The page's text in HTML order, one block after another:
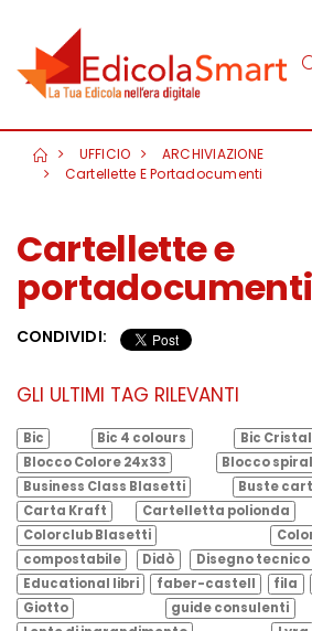
UFFICIO
ARCHIVIAZIONE
Cartellette E Portadocumenti
Cartellette e
portadocumenti
CONDIVIDI:
GLI ULTIMI TAG RILEVANTI
Bic Bic 4 colours Bic
Blocco Colore 24x33
Blocco
Business Class Blasetti
Buste
Carta Kraft
Cartelletta polionda
Colorclub Blasetti
compostabile
Didò Disegno
Educational libri
faber-castell fila
Giotto
guide consulenti